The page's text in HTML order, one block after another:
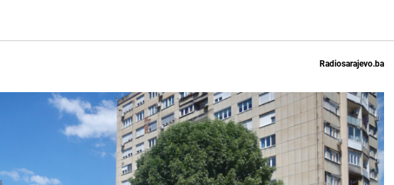
Radiosarajevo.ba